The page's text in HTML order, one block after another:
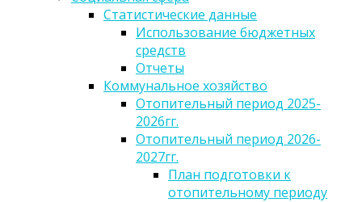
Статистические данные
Использование бюджетных
средств
Отчеты
Коммунальное хозяйство
Отопительный период 2025-
2026гг.
Отопительный период 2026-
2027гг.
План подготовки к
отопительному периоду